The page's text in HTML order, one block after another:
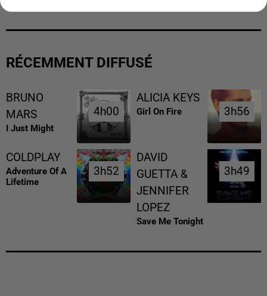
RÉCEMMENT DIFFUSÉ
BRUNO
MARS
I Just Might
4h00
4h00
ALICIA KEYS
Girl On Fire 3h56
3h56
COLDPLAY
Adventure Of A
Lifetime
3h52
3h52
DAVID
GUETTA &
JENNIFER
LOPEZ
Save Me Tonight
3h49
3h49